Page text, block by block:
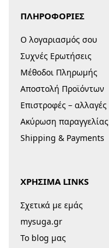
ΠΛΗΡΟΦΟΡΙΕΣ
Ο λογαριασμός σου
Συχνές Ερωτήσεις
Μέθοδοι Πληρωμής
Αποστολή Προϊόντων
Επιστροφές – αλλαγές
Ακύρωση παραγγελίας
Shipping & Payments
ΧΡΗΣΙΜΑ LINKS
Σχετικά με εμάς
mysuga.gr
Το blog μας